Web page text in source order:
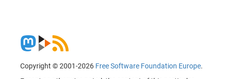
Copyright © 2001-2026 Free Software Foundation Europe.